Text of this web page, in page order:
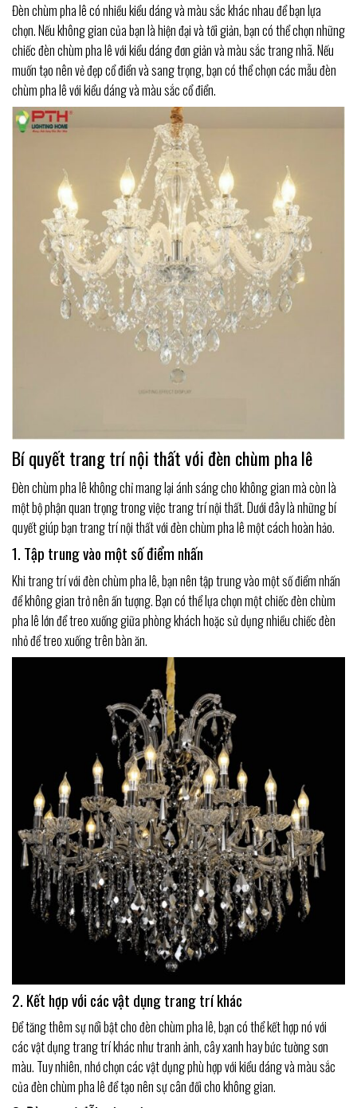
Đèn chùm pha lê có nhiều kiểu dáng và màu sắc khác nhau để bạn lựa
chọn. Nếu không gian của bạn là hiện đại và tối giản, bạn có thể chọn những
chiếc đèn chùm pha lê với kiểu dáng đơn giản và màu sắc trang nhã. Nếu
muốn tạo nên vẻ đẹp cổ điển và sang trọng, bạn có thể chọn các mẫu đèn
chùm pha lê với kiểu dáng và màu sắc cổ điển.
Bí quyết trang trí nội thất với đèn chùm pha lê
Đèn chùm pha lê không chỉ mang lại ánh sáng cho không gian mà còn là
một bộ phận quan trọng trong việc trang trí nội thất. Dưới đây là những bí
quyết giúp bạn trang trí nội thất với đèn chùm pha lê một cách hoàn hảo.
1. Tập trung vào một số điểm nhấn
Khi trang trí với đèn chùm pha lê, bạn nên tập trung vào một số điểm nhấn
để không gian trở nên ấn tượng. Bạn có thể lựa chọn một chiếc đèn chùm
pha lê lớn để treo xuống giữa phòng khách hoặc sử dụng nhiều chiếc đèn
nhỏ để treo xuống trên bàn ăn.
2. Kết hợp với các vật dụng trang trí khác
Để tăng thêm sự nổi bật cho đèn chùm pha lê, bạn có thể kết hợp nó với
các vật dụng trang trí khác như tranh ảnh, cây xanh hay bức tường sơn
màu. Tuy nhiên, nhớ chọn các vật dụng phù hợp với kiểu dáng và màu sắc
của đèn chùm pha lê để tạo nên sự cân đối cho không gian.